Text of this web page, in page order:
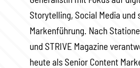
Storytelling, Social Media und
Markenführung. Nach
und STRIVE Magazine
heute als Senior Content